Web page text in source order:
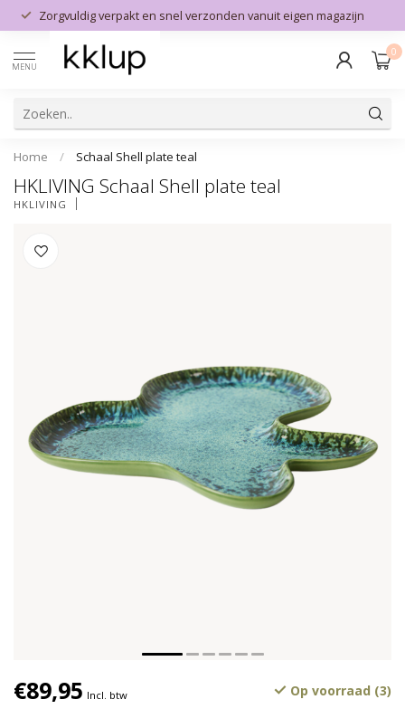
Zorgvuldig verpakt en snel verzonden vanuit eigen magazijn
MENU
0
Home / Schaal Shell plate teal
HKLIVING Schaal Shell plate teal
HKLIVING
€89,95 Incl. btw Op voorraad (3)